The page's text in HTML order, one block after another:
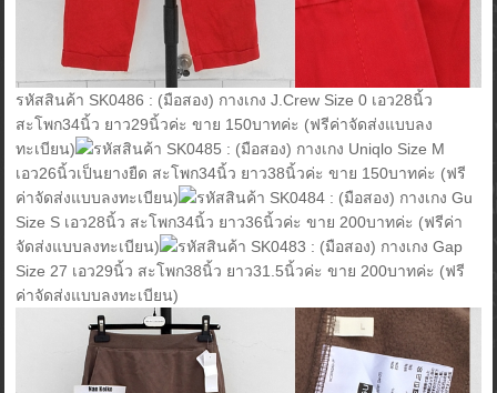
รหัสสินค้า SK0486 : (มือสอง) กางเกง J.Crew Size 0 เอว28นิ้ว
สะโพก34นิ้ว ยาว29นิ้วค่ะ ขาย 150บาทค่ะ (ฟรีค่าจัดส่งแบบลง
ทะเบียน)
รหัสสินค้า SK0485 : (มือสอง) กางเกง Uniqlo Size M
เอว26นิ้วเป็นยางยืด สะโพก34นิ้ว ยาว38นิ้วค่ะ ขาย 150บาทค่ะ (ฟรี
ค่าจัดส่งแบบลงทะเบียน)
รหัสสินค้า SK0484 : (มือสอง) กางเกง Gu
Size S เอว28นิ้ว สะโพก34นิ้ว ยาว36นิ้วค่ะ ขาย 200บาทค่ะ (ฟรีค่า
จัดส่งแบบลงทะเบียน)
รหัสสินค้า SK0483 : (มือสอง) กางเกง Gap
Size 27 เอว29นิ้ว สะโพก38นิ้ว ยาว31.5นิ้วค่ะ ขาย 200บาทค่ะ (ฟรี
ค่าจัดส่งแบบลงทะเบียน)